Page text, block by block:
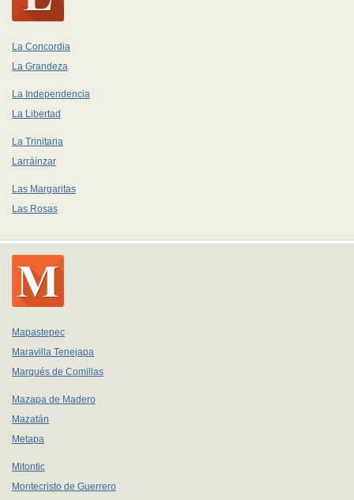
La Concordia
La Grandeza
La Independencia
La Libertad
La Trinitaria
Larráinzar
Las Margaritas
Las Rosas
Mapastepec
Maravilla Tenejapa
Marqués de Comillas
Mazapa de Madero
Mazatán
Metapa
Mitontic
Montecristo de Guerrero